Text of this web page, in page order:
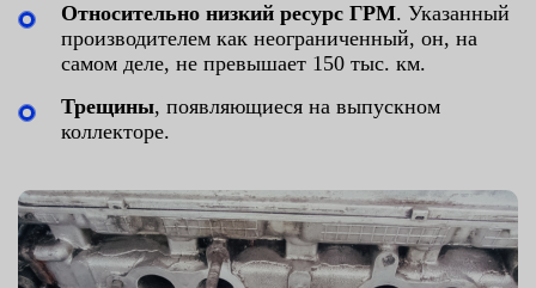
Относительно низкий ресурс ГРМ. Указанный
производителем как неограниченный, он, на
самом деле, не превышает 150 тыс. км.
Трещины, появляющиеся на выпускном
коллекторе.